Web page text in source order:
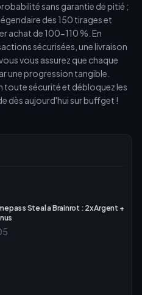
Steal a Brainrot : 2x Argent +
sans garantie de pitié ;
des 150 tirages et
achat de 100-110 %. En
sécurisées, une livraison
vous assurez que chaque
une progression tangible.
toute sécurité et débloquez les
dès aujourd'hui sur buffget !